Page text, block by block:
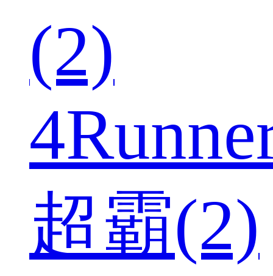
(2)
超霸(2)